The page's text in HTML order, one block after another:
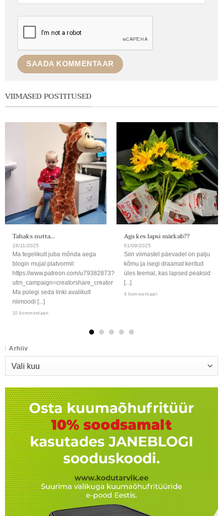
VIIMASED POSTITUSED
Tahaks nutta…
18/11/2025
Ma tegelikult juba mõnda aega
blogin mujal platvormil:
https://www.patreon.com/u79382873?
utm_campaign=creatorshare_creator
Ma polegi seda linki avalikult
niimoodi [...]
10 kommentaari
Aga kes lapsi märkab??
01/09/2025
Siin viimastel päevadel on palju
kõmu ja isegi draamat keritud
üles teemal, kas lapsed peaksid
[...]
4 kommentaari
Arhiiv
Arhiiv